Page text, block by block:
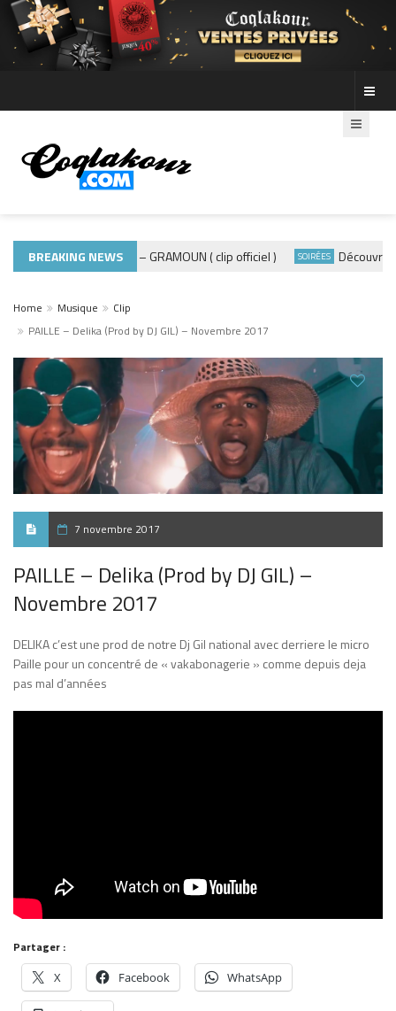
BREAKING NEWS
MUSIQUE 974 ADE440 – GRAMOUN ( clip officiel ) SOIRÉES Découvre les
Home Musique
Clip
PAILLE – Delika (Prod by DJ GIL) – Novembre 2017
7 novembre 2017
PAILLE – Delika (Prod by DJ GIL) –
Novembre 2017
DELIKA c’est une prod de notre Dj Gil national avec derriere le micro
Paille pour un concentré de « vakabonagerie » comme depuis deja
pas mal d’années
Partager :
X Facebook WhatsApp